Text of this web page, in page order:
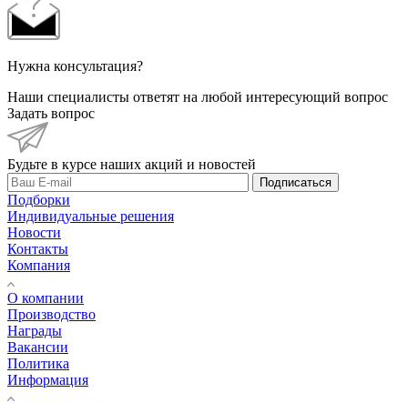
Нужна консультация?
Наши специалисты ответят на любой интересующий вопрос
Задать вопрос
Будьте в курсе наших акций и новостей
Подписаться
Подборки
Индивидуальные решения
Новости
Контакты
Компания
О компании
Производство
Награды
Вакансии
Политика
Информация